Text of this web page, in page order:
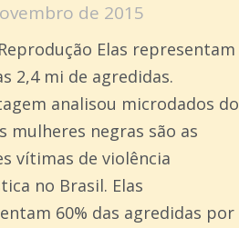
de 2015
Elas representam
2,4 mi de agredidas.
analisou microdados do
mulheres negras são as
vítimas de violência
no Brasil. Elas
60% das agredidas por